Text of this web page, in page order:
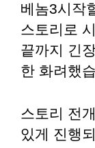
베놈3시작
스토리로
끝까지 긴
한 화려했
스토리 전
있게 진행